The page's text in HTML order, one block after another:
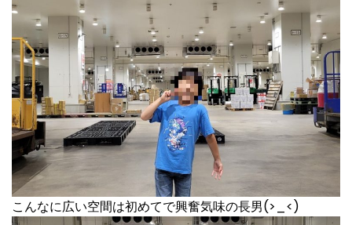
こんなに広い空間は初めてで興奮気味の長男(>_<)